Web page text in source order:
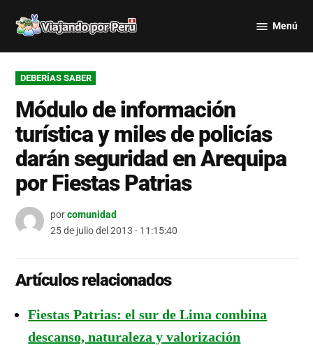
por Perú
Menú
PUBLICADO
EN
DEBERÍAS SABER
Módulo de información
turística y miles de policías
darán seguridad en Arequipa
por Fiestas Patrias
porcomunidad
25 de julio del 2013 - 11:15:40
Artículos relacionados
Fiestas Patrias: el sur de Lima combina
descanso, naturaleza y valorización